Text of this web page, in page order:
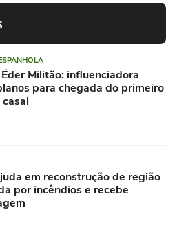
Militão: influenciadora
para chegada do primeiro
em reconstrução de região
por incêndios e recebe